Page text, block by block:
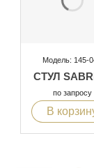
Модель: 145-
СТУЛ
по запросу
В